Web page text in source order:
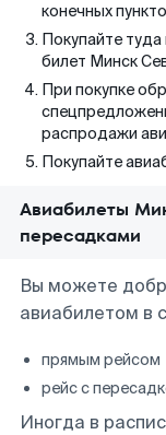
конечных
Покупайте
билет Минск
При покупке
распродажи
Покупайте
Авиабилеты
пересадками
Вы можете
авиабилетом в
прямым рейсом
рейс с
Иногда в